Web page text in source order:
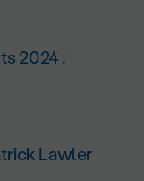
2024 :
Lawler